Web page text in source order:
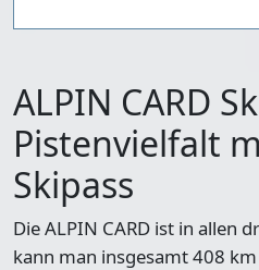
ALPIN CARD
Pistenvielfalt
Skipass
Die ALPIN CARD ist in allen
kann man insgesamt408 km